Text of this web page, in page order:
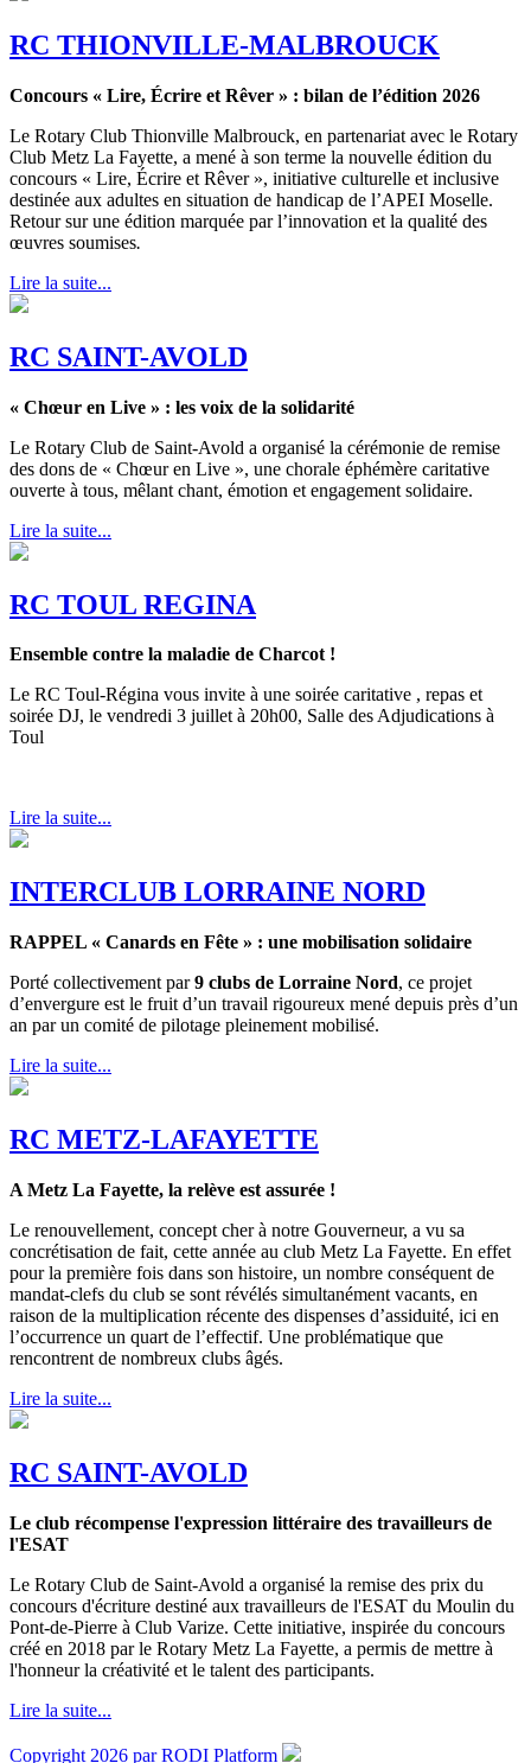
RC THIONVILLE-MALBROUCK
Concours « Lire, Écrire et Rêver » : bilan de l’édition 2026
Le Rotary Club Thionville Malbrouck, en partenariat avec le Rotary
Club Metz La Fayette, a mené à son terme la nouvelle édition du
concours « Lire, Écrire et Rêver », initiative culturelle et inclusive
destinée aux adultes en situation de handicap de l’APEI Moselle.
Retour sur une édition marquée par l’innovation et la qualité des
œuvres soumises.
Lire la suite...
RC SAINT-AVOLD
« Chœur en Live » : les voix de la solidarité
Le Rotary Club de Saint-Avold a organisé la cérémonie de remise
des dons de « Chœur en Live », une chorale éphémère caritative
ouverte à tous, mêlant chant, émotion et engagement solidaire.
Lire la suite...
RC TOUL REGINA
Ensemble contre la maladie de Charcot !
Le RC Toul-Régina vous invite à une soirée caritative , repas et
soirée DJ, le vendredi 3 juillet à 20h00, Salle des Adjudications à
Toul
Lire la suite...
INTERCLUB LORRAINE NORD
RAPPEL « Canards en Fête » : une mobilisation solidaire
Porté collectivement par9 clubs de Lorraine Nord, ce projet
d’envergure est le fruit d’un travail rigoureux mené depuis près d’un
an par un comité de pilotage pleinement mobilisé.
Lire la suite...
RC METZ-LAFAYETTE
A Metz La Fayette, la relève est assurée !
Le renouvellement, concept cher à notre Gouverneur, a vu sa
concrétisation de fait, cette année au club Metz La Fayette. En effet
pour la première fois dans son histoire, un nombre conséquent de
mandat-clefs du club se sont révélés simultanément vacants, en
raison de la multiplication récente des dispenses d’assiduité, ici en
l’occurrence un quart de l’effectif. Une problématique que
rencontrent de nombreux clubs âgés.
Lire la suite...
RC SAINT-AVOLD
Le club récompense l'expression littéraire des travailleurs de
l'ESAT
Le Rotary Club de Saint-Avold a organisé la remise des prix du
concours d'écriture destiné aux travailleurs de l'ESAT du Moulin du
Pont-de-Pierre à Club Varize. Cette initiative, inspirée du concours
créé en 2018 par le Rotary Metz La Fayette, a permis de mettre à
l'honneur la créativité et le talent des participants.
Lire la suite...
Copyright 2026 par RODI Platform